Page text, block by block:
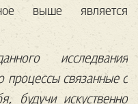
выше является
исследвания
процессы связанные с
будучи искуственно